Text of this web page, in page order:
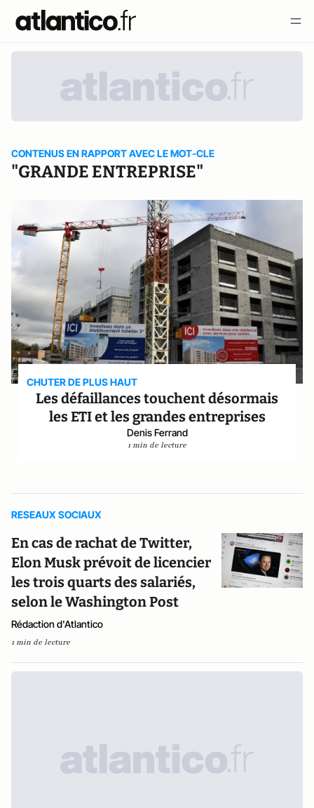
CONTENUS EN RAPPORT AVEC LE MOT-CLE
"GRANDE ENTREPRISE"
CHUTER DE PLUS HAUT
Les défaillances touchent désormais
les ETI et les grandes entreprises
Denis Ferrand
1 min de lecture
RESEAUX SOCIAUX
En cas de rachat de Twitter,
Elon Musk prévoit de licencier
les trois quarts des salariés,
selon le Washington Post
Rédaction d'Atlantico
1 min de lecture